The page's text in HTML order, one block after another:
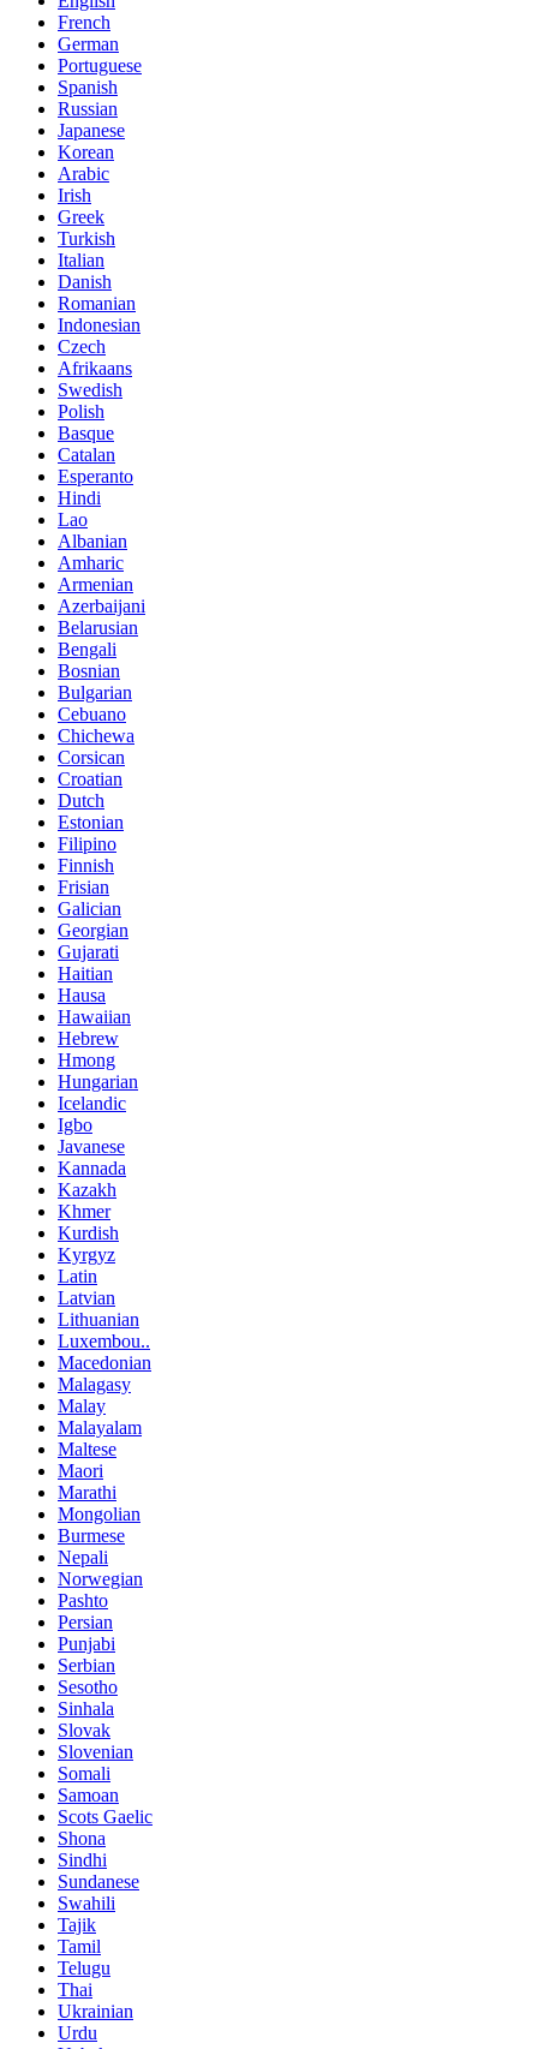
French
German
Portuguese
Spanish
Russian
Japanese
Korean
Arabic
Irish
Greek
Turkish
Italian
Danish
Romanian
Indonesian
Czech
Afrikaans
Swedish
Polish
Basque
Catalan
Esperanto
Hindi
Lao
Albanian
Amharic
Armenian
Azerbaijani
Belarusian
Bengali
Bosnian
Bulgarian
Cebuano
Chichewa
Corsican
Croatian
Dutch
Estonian
Filipino
Finnish
Frisian
Galician
Georgian
Gujarati
Haitian
Hausa
Hawaiian
Hebrew
Hmong
Hungarian
Icelandic
Igbo
Javanese
Kannada
Kazakh
Khmer
Kurdish
Kyrgyz
Latin
Latvian
Lithuanian
Luxembou..
Macedonian
Malagasy
Malay
Malayalam
Maltese
Maori
Marathi
Mongolian
Burmese
Nepali
Norwegian
Pashto
Persian
Punjabi
Serbian
Sesotho
Sinhala
Slovak
Slovenian
Somali
Samoan
Scots Gaelic
Shona
Sindhi
Sundanese
Swahili
Tajik
Tamil
Telugu
Thai
Ukrainian
Urdu